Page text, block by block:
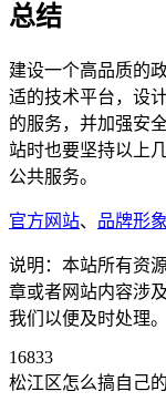
总结
建设一个高品质的
适的技术平台，设
的服务，并加强安
站时也要坚持以上
公共服务。
官方网站、 品牌形象
说明：本站所有资
章或者网站内容涉
我们以便及时处理。
16833
松江区怎么搞自己